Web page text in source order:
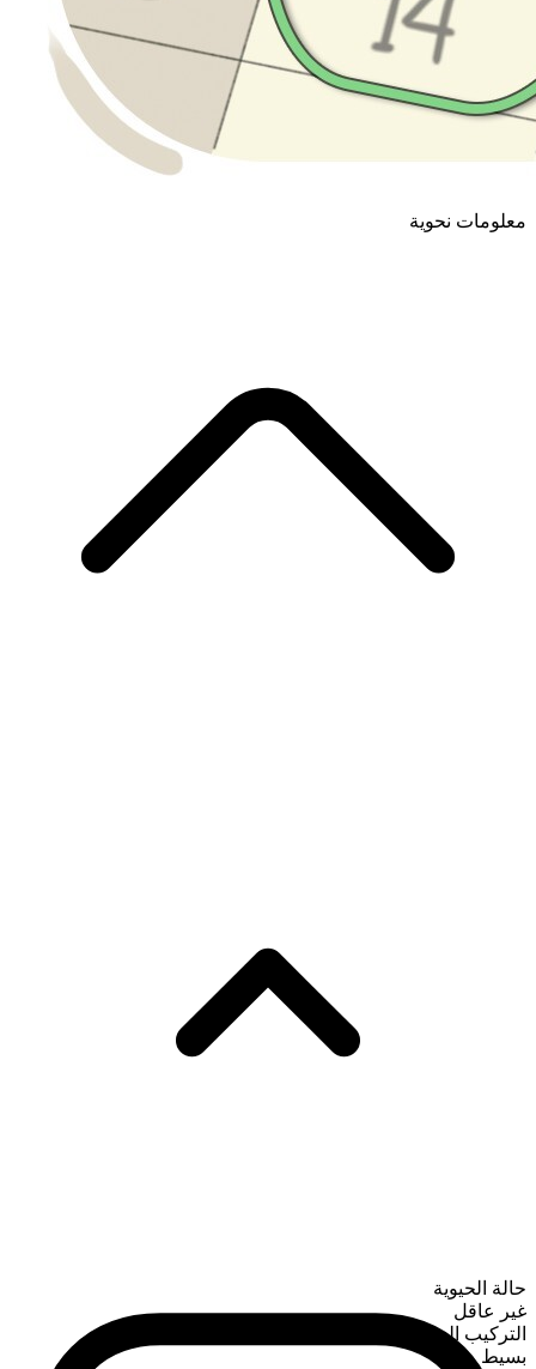
معلومات نحوية
حالة الحيوية
غير عاقل
التركيب الصرفي
بسيط